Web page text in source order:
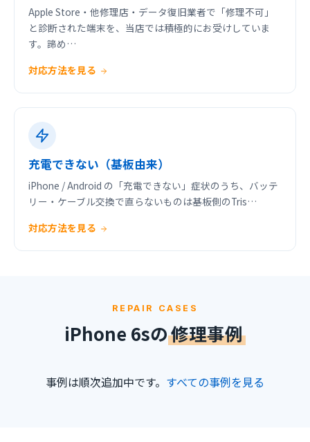
Apple Store・他修理店・データ復旧業者で「修理不可」
と診断された端末を、当店では積極的にお受けしていま
す。諦め…
対応方法を見る
充電できない（基板由来）
iPhone / Android の「充電できない」症状のうち、バッテ
リー・ケーブル交換で直らないものは基板側のTris…
対応方法を見る
REPAIR CASES
iPhone 6sの修理事例
事例は順次追加中です。 すべての事例を見る